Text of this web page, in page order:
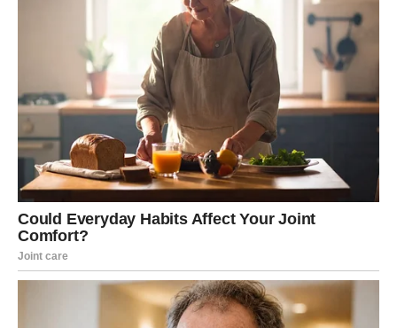
Poslije mnogo emotivnih borbi dolazi osjećaj mira i sreće
koji vam vraća vjeru da najbolje tek dolazi.
Sudbina vam donosi veliko olakšanje
Pred vama su veoma nježni i sretni trenuci.
LAV
Lavovima dolazi velika poslovna ili finansijska prilika.
Sve ono što ste dugo čekali sada konačno počinje dolaziti